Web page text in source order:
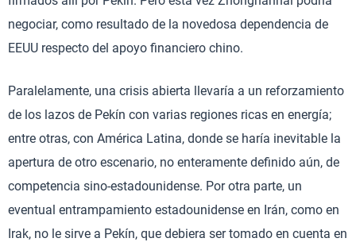
negociar, como resultado de la novedosa dependencia de
EEUU respecto del apoyo financiero chino.
Paralelamente, una crisis abierta llevaría a un reforzamiento
de los lazos de Pekín con varias regiones ricas en energía;
entre otras, con América Latina, donde se haría inevitable la
apertura de otro escenario, no enteramente definido aún, de
competencia sino-estadounidense. Por otra parte, un
eventual entrampamiento estadounidense en Irán, como en
Irak, no le sirve a Pekín, que debiera ser tomado en cuenta en